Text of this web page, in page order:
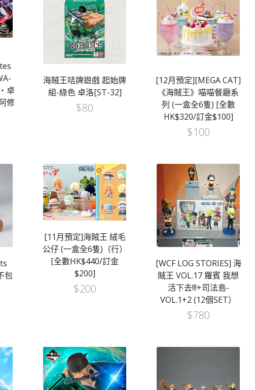
卓
修
海賊王咭牌遊戲 起始牌
組-綠色 卓洛[ST-32]
$80
[12月預定][MEGA CAT]
《海賊王》喵喵餐廳系
列 (一盒全6隻) [全數
HK$320/訂金$100]
$100
包
[11月預定]海賊王 絨毛
公仔 (一盒全6隻)（行）
[全數HK$440/訂金
$200]
$200
[WCF LOG STORIES] 海
賊王 VOL.17 羅賓 我想
活下去!!!+司法島-
VOL.1+2 (12個SET）
$780